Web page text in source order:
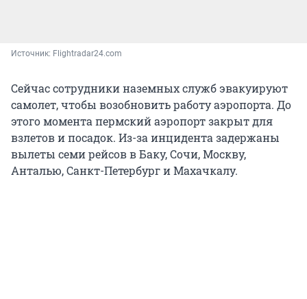
Источник: Flightradar24.com
Сейчас сотрудники наземных служб эвакуируют
самолет, чтобы возобновить работу аэропорта. До
этого момента пермский аэропорт закрыт для
взлетов и посадок. Из-за инцидента задержаны
вылеты семи рейсов в Баку, Сочи, Москву,
Анталью, Санкт-Петербург и Махачкалу.